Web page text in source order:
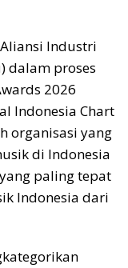
Industri
dalam proses
2026
Indonesia Chart
organisasi yang
di Indonesia
paling tepat
Indonesia dari